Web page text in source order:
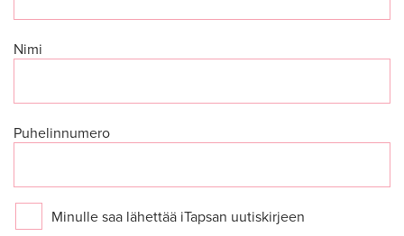
Nimi
Puhelinnumero
Minulle saa lähettää iTapsan uutiskirjeen